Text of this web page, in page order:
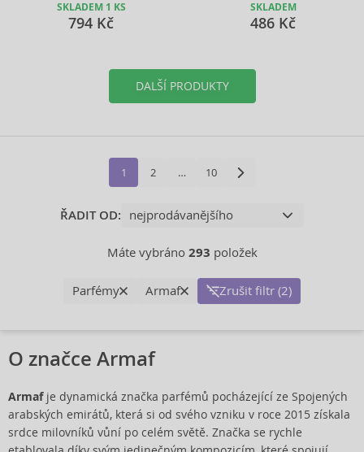
SKLADEM 1 KS
794 Kč
SKLADEM
486 Kč
DALŠÍ PRODUKTY
1 2 … 10
ŘADIT OD:
Máte vybráno 293 položek
Parfémy Armaf Zrušit filtr (2)
O značce Armaf
Armafje dynamická značka parfémů pocházející ze Spojených
arabských emirátů, která si od svého vzniku v roce 2015 získala
srdce milovníků vůní po celém světě. Značka se rychle